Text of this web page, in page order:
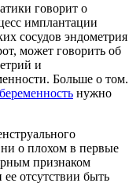
говорит о
имплантации
сосудов эндометрия
может говорить об
и
Больше о том.
нужно
о плохом в первые
признаком
отсутствии быть